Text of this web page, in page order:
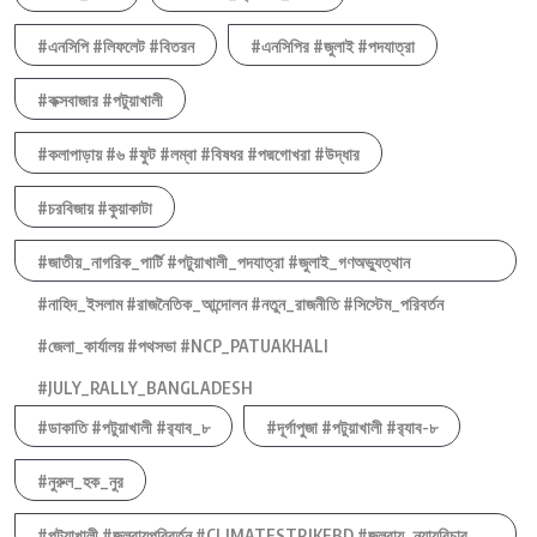
#এনসিপি #লিফলেট #বিতরন #এনসিপির #জুলাই #পদযাত্রা
#কক্সবাজার #পটুয়াখালী
#কলাপাড়ায় #৬ #ফুট #লম্বা #বিষধর #পদ্মগোখরা #উদ্ধার
#চরবিজায় #কুয়াকাটা
#জাতীয়_নাগরিক_পার্টি #পটুয়াখালী_পদযাত্রা #জুলাই_গণঅভ্যুত্থান
#নাহিদ_ইসলাম #রাজনৈতিক_আন্দোলন #নতুন_রাজনীতি #সিস্টেম_পরিবর্তন
#জেলা_কার্যালয় #পথসভা #NCP_PATUAKHALI
#JULY_RALLY_BANGLADESH
#ডাকাতি #পটুয়াখালী #র‍্যাব_৮
#দূর্গাপুজা #পটুয়াখালী #র‍্যাব-৮
#নুরুল_হক_নুর